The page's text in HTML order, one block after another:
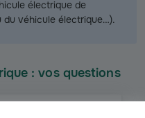
électrique de
du véhicule électrique…).
: vos questions